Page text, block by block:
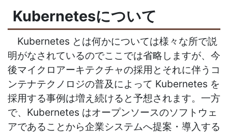
Kubernetesについて
Kubernetes とは何かについては様々な所で説
明がなされているのでここでは省略しますが、今
後マイクロアーキテクチャの採用とそれに伴うコ
ンテナテクノロジの普及によって Kubernetes を
採用する事例は増え続けると予想されます。一方
で、Kubernetes はオープンソースのソフトウェ
アであることから企業システムへ提案・導入する